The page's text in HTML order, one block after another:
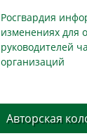
Росгвардия
изменениях для
руководителей
организаций
Авторская